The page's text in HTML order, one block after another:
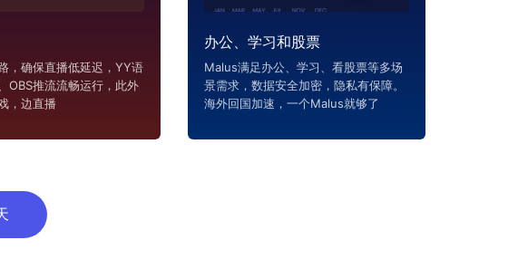
，确保直播低延迟，YY语
OBS推流流畅运行，此外
，边直播
办公、学习和股票
Malus满足办公、学习、看股票等多场
景需求，数据安全加密，隐私有保障。
海外回国加速，一个Malus就够了